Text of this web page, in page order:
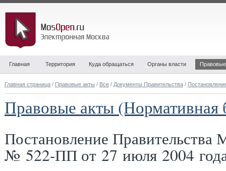
Главная Территория Куда обращаться Органы власти
Главная страница / Правовые акты / Все / Документы Правительства /
Правовые акты (Нормативная
Постановление Правительства
№ 522-ПП от 27 июля 2004